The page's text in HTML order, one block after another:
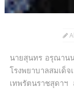
นายสุนทร อรุณาน
โรงพยาบาลสมเด็
เทพรัตนราชสุดา